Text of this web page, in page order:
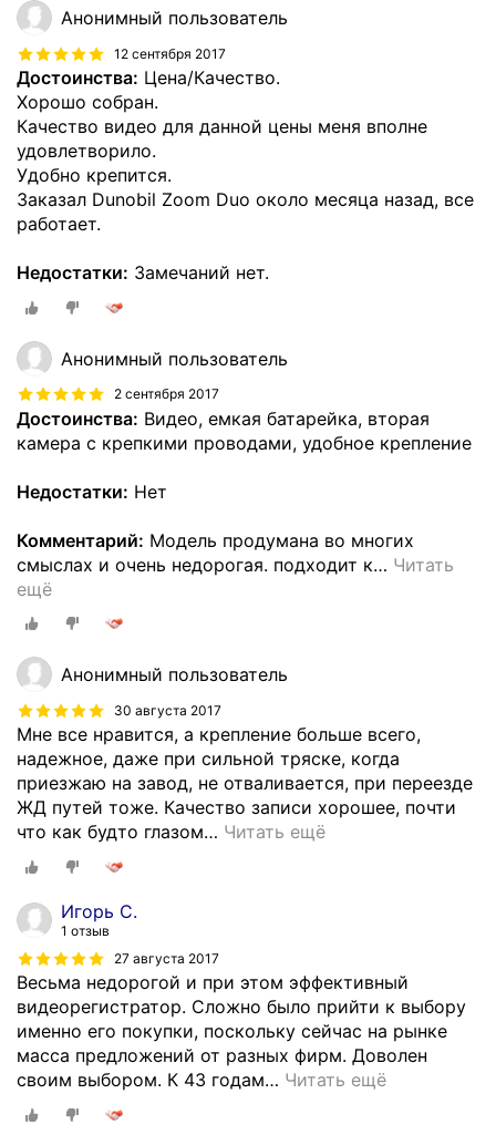
Анонимный пользователь
12 сентября 2017
Достоинства: Цена/Качество.
Хорошо собран.
Качество видео для данной цены меня вполне
удовлетворило.
Удобно крепится.
Заказал Dunobil Zoom Duo около месяца назад, все
работает.
Недостатки: Замечаний нет.
Анонимный пользователь
2 сентября 2017
Достоинства: Видео, емкая батарейка, вторая
камера с крепкими проводами, удобное крепление
Недостатки: Нет
Комментарий: Модель продумана во многих
смыслах и очень недорогая. подходит к… Читать
ещё
Анонимный пользователь
30 августа 2017
Мне все нравится, а крепление больше всего,
надежное, даже при сильной тряске, когда
приезжаю на завод, не отваливается, при переезде
ЖД путей тоже. Качество записи хорошее, почти
что как будто глазом… Читать ещё
Игорь С.
1 отзыв
27 августа 2017
Весьма недорогой и при этом эффективный
видеорегистратор. Сложно было прийти к выбору
именно его покупки, поскольку сейчас на рынке
масса предложений от разных фирм. Доволен
своим выбором. К 43 годам… Читать ещё